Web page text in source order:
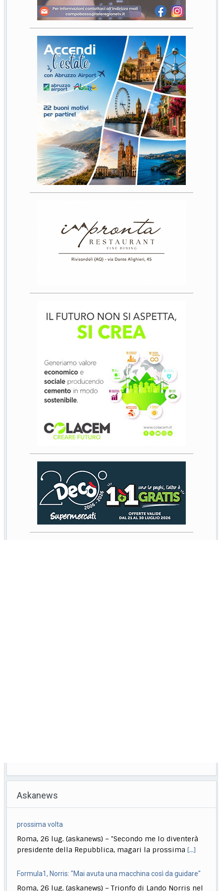
Askanews
Formula1, Norris: "Mai avuta una macchina così da guidare"
Roma, 26 lug. (askanews) – Trionfo di Lando Norris nel
Gp di Ungheria. Il britannico,[...]
Formula1, Ordine d’arrivo e classifica mondiale piloti
Roma, 26 lug. (askanews) – Questo l’ordine d’arrivo del